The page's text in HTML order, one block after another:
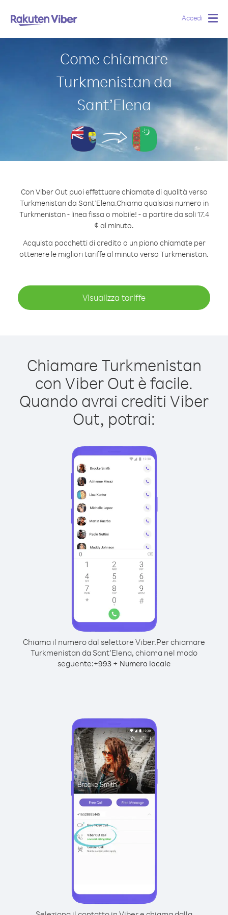
Accedi
Come chiamare
Turkmenistan da
Sant’Elena
Con Viber Out puoi effettuare chiamate di qualità verso
Turkmenistan da Sant’Elena.Chiama qualsiasi numero in
Turkmenistan - linea fissa o mobile! - a partire da soli 17.4
¢ al minuto.
Acquista pacchetti di credito o un piano chiamate per
ottenere le migliori tariffe al minuto verso Turkmenistan.
Visualizza tariffe
Chiamare Turkmenistan
con Viber Out è facile.
Quando avrai crediti Viber
Out, potrai:
Chiama il numero dal selettore Viber.Per chiamare
Turkmenistan da Sant’Elena, chiama nel modo
seguente:+993 + Numero locale